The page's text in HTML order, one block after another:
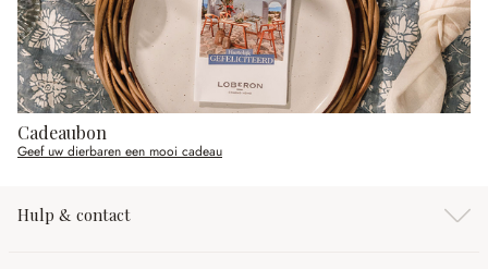
Cadeaubon
Geef uw dierbaren een mooi cadeau
Hulp & contact